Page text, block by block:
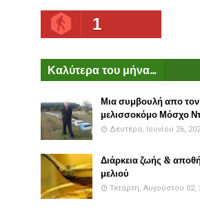
1
Καλύτερα του μήνα...
Μια συμβουλή απο
μελισσοκόμο Μόσχο
Δευτέρα, Ιουνίου 26,
Διάρκεια ζωής &
μελιού
Τετάρτη, Αυγούστου 02,